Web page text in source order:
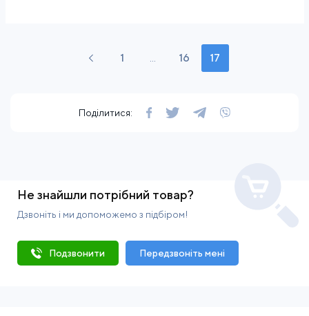
1 ... 16 17
Поділитися:
Не знайшли потрібний товар?
Дзвоніть і ми допоможемо з підбіром!
Подзвонити Передзвоніть мені